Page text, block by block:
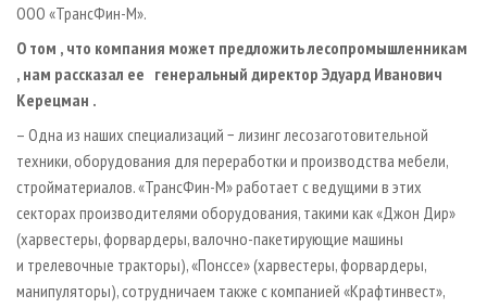
ООО «ТрансФин-М».
О том , что компания может предложитьлесопромышленникам
, нам рассказал ее генеральный директор Эдуард Иванович
Керецман .
– Одна из наших специализаций − лизинг лесозаготовительной
техники, оборудования для переработки и производства мебели,
стройматериалов. «ТрансФин-М» работает с ведущими в этих
секторах производителями оборудования, такими как «Джон Дир»
(харвестеры, форвардеры, валочно-пакетирующие машины
и трелевочные тракторы), «Понссе» (харвестеры, форвардеры,
манипуляторы), сотрудничаем также с компанией «Крафтинвест»,